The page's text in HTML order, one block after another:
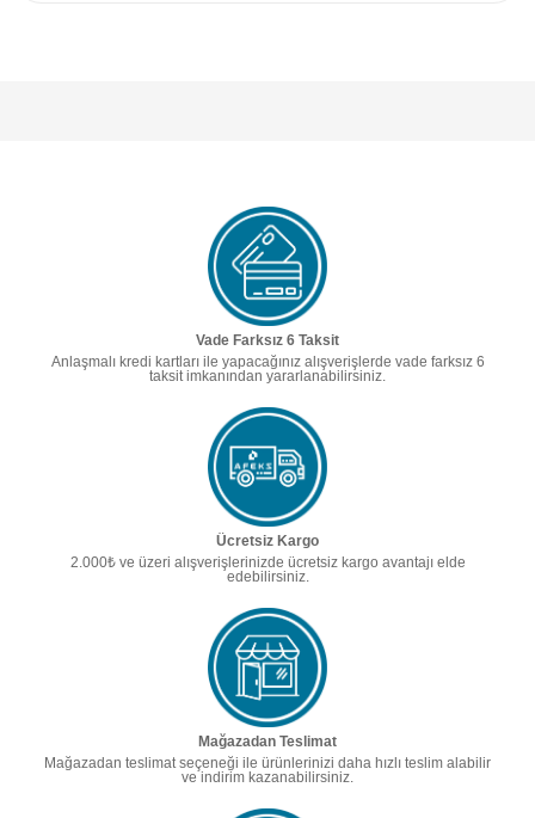
Vade Farksız 6 Taksit
Anlaşmalı kredi kartları ile yapacağınız alışverişlerde vade farksız 6
taksit imkanından yararlanabilirsiniz.
Ücretsiz Kargo
2.000₺ ve üzeri alışverişlerinizde ücretsiz kargo avantajı elde
edebilirsiniz.
Mağazadan Teslimat
Mağazadan teslimat seçeneği ile ürünlerinizi daha hızlı teslim alabilir
ve indirim kazanabilirsiniz.